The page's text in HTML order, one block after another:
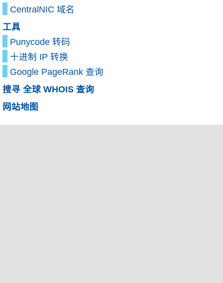
CentralNIC 域名
工具
Punycode 转码
十进制 IP 转换
Google PageRank 查询
搜寻 全球 WHOIS 查询
网站地图